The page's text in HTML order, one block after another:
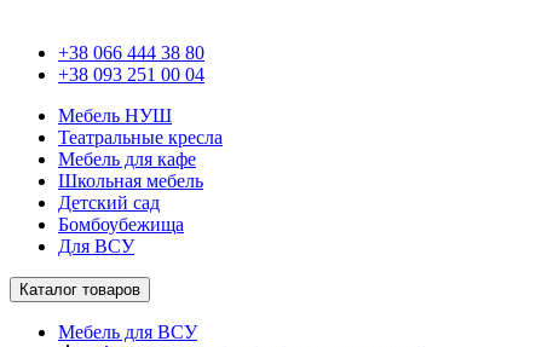
+38 066 444 38 80
+38 093 251 00 04
Мебель НУШ
Театральные кресла
Мебель для кафе
Школьная мебель
Детский сад
Бомбоубежища
Для ВСУ
Каталог товаров
Мебель для ВСУ